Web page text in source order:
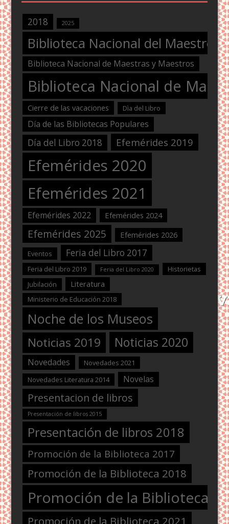
2018 2025
Biblioteca Nacional del Maestro
Biblioteca Nacional de Maestras y Maestros
Biblioteca Nacional de
Cierre de las vacaciones Dìa del Libro
Día de las Bibliotecas Populares
Día del Libro 2018 Efemérides 2019
Efemérides 2020
Efemérides 2021
Efemérides 2022 Efemérides 2024
Efemérides 2025 Efemérides 2026
Eventos Feria del Libro 2017
Feria del Libro 2019 Feria del Libro 2020
Historietas
Jubilación
Literatura
Ministerio de Educación 2018
Noche de los Museos
Noticias 2019 Noticias 2020
Novedades
Novedades 2021
Novedades Literatura 2014
Novelas
Presentacion de libros
Presentación de libros 2015
Presentación de libros 2018
Promoción de la Biblioteca 2017
Promoción de la Biblioteca 2018
Promoción de la Biblioteca
Promoción de la Biblioteca 2021